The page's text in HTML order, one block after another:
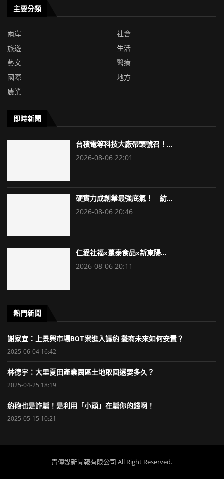
主要分類
兩岸
社會
旅遊
生活
藝文
醫療
國際
地方
農業
即時新聞
台積電等科技大廠帶頭號召！...
2026-08-06 22:01
硬實力成創業最強底氣！ 紡...
2026-08-06 20:46
仁愛社福x躉泰食品x新東陽...
2026-08-06 20:11
熱門新聞
謝家宜：上景興市場BOT案進入議約 攤商未來如何安置？
2025-06-04 16:42
林德宇：大里夏田產業園區土地取回還要多久？
2025-04-25 18:19
約砲也是詐騙！是利用「小頭」在騙你的錢啊！
2025-05-15 10:21
青傳媒新聞報有限公司 All Right Reserved.